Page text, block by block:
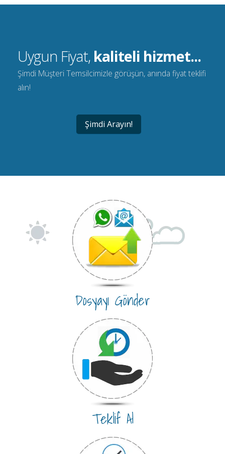
Uygun Fiyat, kaliteli hizmet...
Şimdi Müşteri Temsilcimizle görüşün, anında fiyat teklifi
alın!
Şimdi Arayın!
Dosyayı Gönder
Teklif Al